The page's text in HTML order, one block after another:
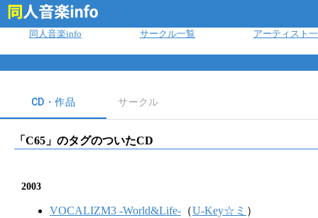
同人音楽info サークル一覧 アーティスト
CD・作品 サークル
「 C65 」のタグのついたCD
2003
VOCALIZM3 -World&Life- （U-Key☆ミ ）